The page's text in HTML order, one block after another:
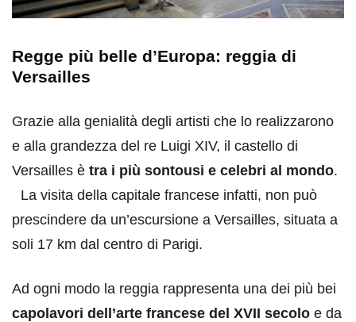
Regge più belle d’Europa: reggia di
Versailles
Grazie alla genialità degli artisti che lo realizzarono
e alla grandezza del re Luigi XIV, il castello di
Versailles è tra i più sontousi e celebri al mondo.
La visita della capitale francese infatti, non può
prescindere da un’escursione a Versailles, situata a
soli 17 km dal centro di Parigi.
Ad ogni modo la reggia rappresenta una dei più bei
capolavori dell’arte francese del XVII secolo e da